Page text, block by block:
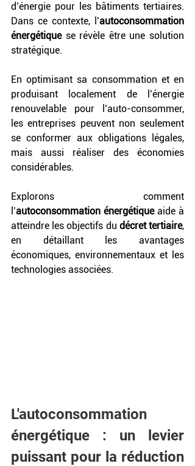
d’énergie pour les bâtiments tertiaires.
Dans ce contexte, l’autoconsommation
énergétique se révèle être une solution
stratégique.
En optimisant sa consommation et en
produisant localement de l’énergie
renouvelable pour l’auto-consommer,
les entreprises peuvent non seulement
se conformer aux obligations légales,
mais aussi réaliser des économies
considérables.
Explorons comment
l’autoconsommation énergétique aide à
atteindre les objectifs du décret tertiaire,
en détaillant les avantages
économiques, environnementaux et les
technologies associées.
L'autoconsommation
énergétique : un levier
puissant pour la réduction